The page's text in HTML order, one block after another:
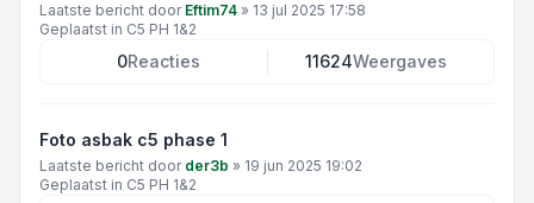
Laatste bericht door Eftim74 » 13 jul 2025 17:58
Geplaatst in C5 PH 1&2
0Reacties 11624Weergaves
Foto asbak c5 phase 1
Laatste bericht door der3b » 19 jun 2025 19:02
Geplaatst in C5 PH 1&2